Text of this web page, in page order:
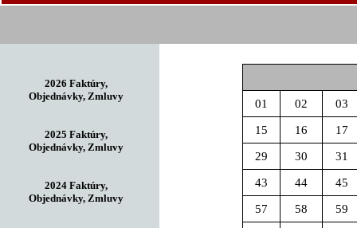
2026 Faktúry,
Objednávky, Zmluvy
2025 Faktúry,
Objednávky, Zmluvy
2024 Faktúry,
Objednávky, Zmluvy
01 02 03
15 16 17
29 30 31
43 44 45
57 58 59